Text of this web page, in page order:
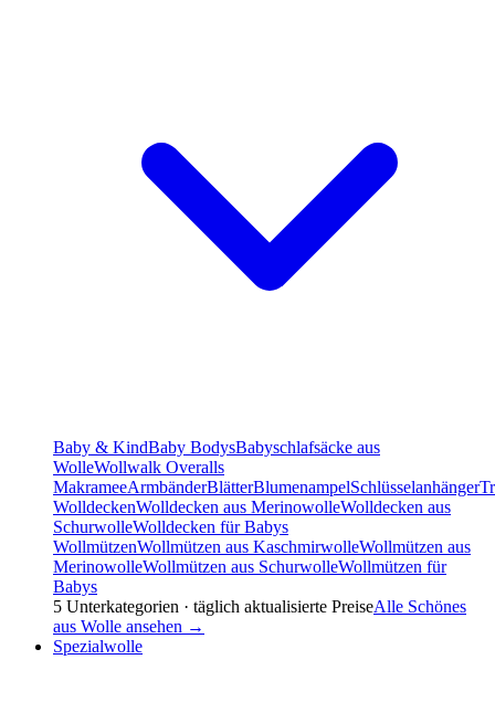
Baby & KindBaby BodysBabyschlafsäcke aus
WolleWollwalk Overalls
MakrameeArmbänderBlätterBlumenampelSchlüsselanhänger
WolldeckenWolldecken aus MerinowolleWolldecken aus
SchurwolleWolldecken für Babys
WollmützenWollmützen aus KaschmirwolleWollmützen aus
MerinowolleWollmützen aus SchurwolleWollmützen für
Babys
5 Unterkategorien · täglich aktualisierte PreiseAlle Schönes
aus Wolle ansehen →
Spezialwolle